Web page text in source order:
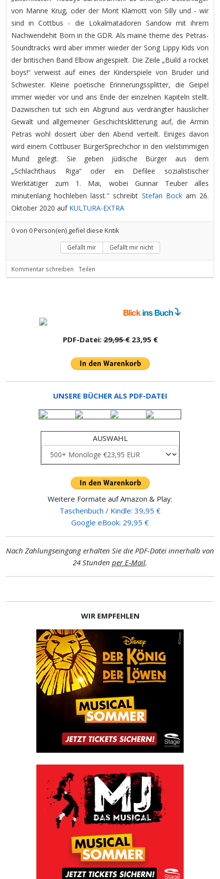
von Manne Krug, oder der Mont Klamott von Silly und - wir
sind in Cottbus - die Lokalmatadoren Sandow mit ihrem
Nachwendehit Born in the GDR. Als maine theme des Petras-
Soundtracks wird aber immer wieder der Song Lippy Kids von
der britischen Band Elbow angespielt. Die Zeile „Build a rocket
boys!“ verweist auf eines der Kinderspiele von Bruder und
Schwester. Kleine poetische Erinnerungssplitter, die Geipel
immer wieder vor und ans Ende der einzelnen Kapiteln stellt.
Dazwischen tut sich ein Abgrund aus verdrängter häuslicher
Gewalt und allgemeiner Geschichtsklitterung auf, die Armin
Petras wohl dosiert über den Abend verteilt. Einiges davon
wird einem Cottbuser BürgerSprechchor in den vielstimmigen
Mund gelegt. Sie geben jüdische Bürger aus dem
„Schlachthaus Riga“ oder ein Defilee sozialistischer
Werktätiger zum 1. Mai, wobei Gunnar Teuber alles
minutenlang hochleben lässt.'' schreibt Stefan Bockam 26.
Oktober 2020 auf KULTURA-EXTRA
0von 0Person(en) gefiel diese Kritik
Gefällt mir Gefällt mir nicht
Kommentar schreiben Teilen
PDF-Datei:29,95 €23,95 €
UNSERE BÜCHER ALS PDF-DATEI
AUSWAHL
Weitere Formate auf Amazon & Play:
Taschenbuch / Kindle: 39,95 €
Google eBook: 29,95 €
Nach Zahlungseingang erhalten Sie die PDF-Datei innerhalb von
24 Stunden per E-Mail.
WIR EMPFEHLEN